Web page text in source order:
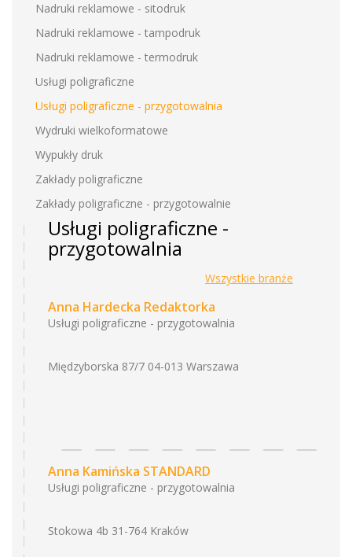
Nadruki reklamowe - sitodruk
Nadruki reklamowe - tampodruk
Nadruki reklamowe - termodruk
Usługi poligraficzne
Usługi poligraficzne - przygotowalnia
Wydruki wielkoformatowe
Wypukły druk
Zakłady poligraficzne
Zakłady poligraficzne - przygotowalnie
Usługi poligraficzne -
przygotowalnia
Wszystkie branże
Anna Hardecka Redaktorka
Usługi poligraficzne - przygotowalnia
Międzyborska 87/7 04-013 Warszawa
Anna Kamińska STANDARD
Usługi poligraficzne - przygotowalnia
Stokowa 4b 31-764 Kraków